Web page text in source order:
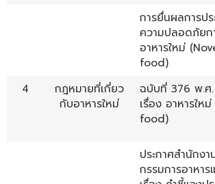
การยื่นผลการปร
ความปลอดภัยก
อาหารใหม่
food)
4
กฎหมายที่เกี่ยว
กับอาหารใหม่
ฉบับที่ 376 พ.ศ
เรื่อง อาหารให
food)
ประกาศสำนักง
กรรมการอาหาร